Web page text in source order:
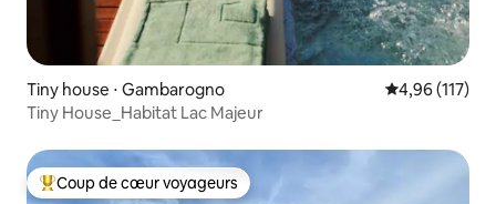
Tiny house ⋅ Gambarogno Évaluation
4,96 (117)
Tiny House_Habitat Lac Majeur
Coups de cœur voyageurs les plus appréciés
Coup de cœur voyageurs